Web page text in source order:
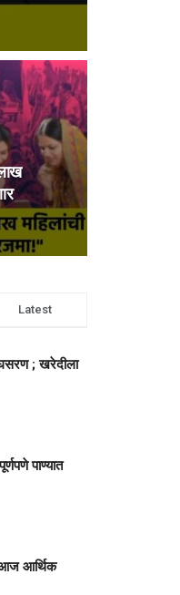
Latest
घसरण ; खरेदीला
पाण्यात
आज आर्थिक